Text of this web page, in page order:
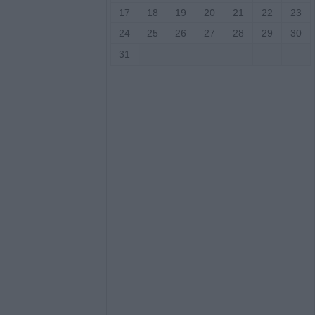
17
18 19 20 21 22
23
24
25 26 27 28 29
30
31